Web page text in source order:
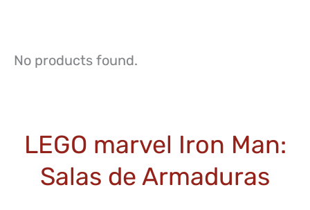
No products found.
LEGO marvel Iron Man:
Salas de Armaduras